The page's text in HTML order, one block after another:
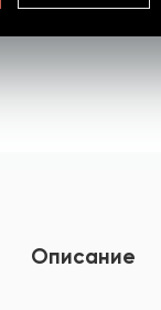
Описание